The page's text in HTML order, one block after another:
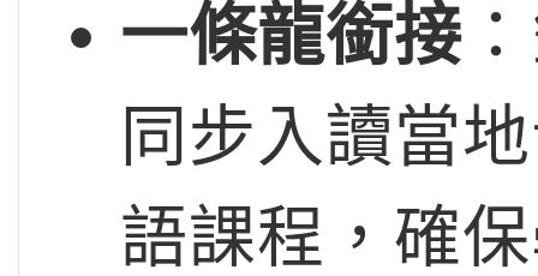
一條龍銜接
同步入讀當
語課程，確